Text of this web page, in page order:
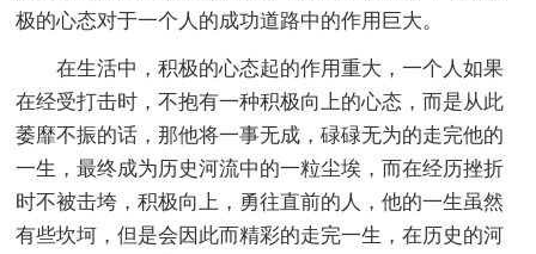
极的心态对于一个人的成功道路中的作用巨大。
在生活中，积极的心态起的作用重大，一个人如果
在经受打击时，不抱有一种积极向上的心态，而是从此
萎靡不振的话，那他将一事无成，碌碌无为的走完他的
一生，最终成为历史河流中的一粒尘埃，而在经历挫折
时不被击垮，积极向上，勇往直前的人，他的一生虽然
有些坎坷，但是会因此而精彩的走完一生，在历史的河